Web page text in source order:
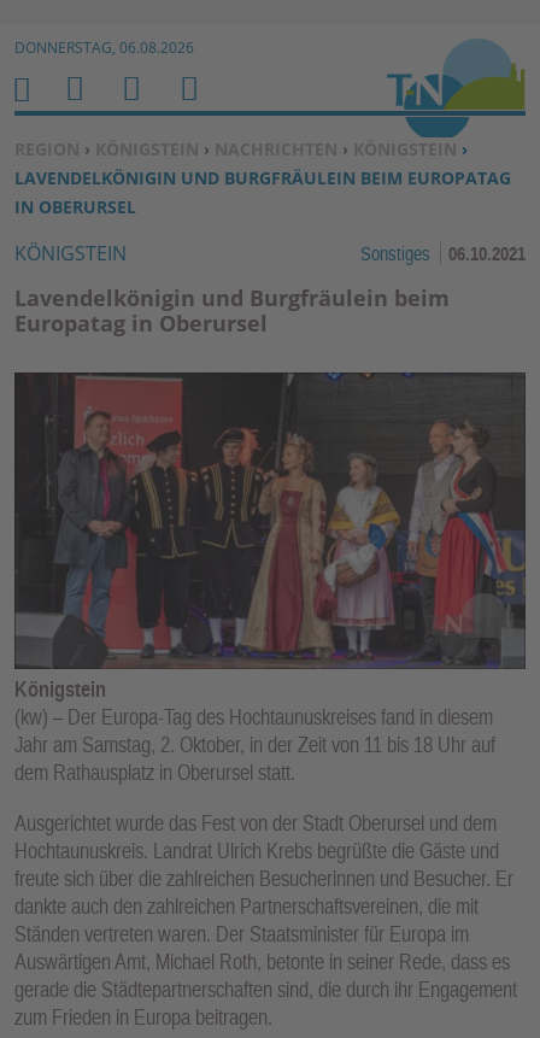
Zum Inhalt springen ↓
DONNERSTAG, 06.08.2026
SIE BEFINDEN SICH HIER:
REGION › KÖNIGSTEIN › NACHRICHTEN › KÖNIGSTEIN ›
LAVENDELKÖNIGIN UND BURGFRÄULEIN BEIM EUROPATAG
IN OBERURSEL
KÖNIGSTEIN Sonstiges 06.10.2021
Lavendelkönigin und Burgfräulein beim
Europatag in Oberursel
Königstein
(kw) – Der Europa-Tag des Hochtaunuskreises fand in diesem
Jahr am Samstag, 2. Oktober, in der Zeit von 11 bis 18 Uhr auf
dem Rathausplatz in Oberursel statt.
Ausgerichtet wurde das Fest von der Stadt Oberursel und dem
Hochtaunuskreis. Landrat Ulrich Krebs begrüßte die Gäste und
freute sich über die zahlreichen Besucherinnen und Besucher. Er
dankte auch den zahlreichen Partnerschaftsvereinen, die mit
Ständen vertreten waren. Der Staatsminister für Europa im
Auswärtigen Amt, Michael Roth, betonte in seiner Rede, dass es
gerade die Städtepartnerschaften sind, die durch ihr Engagement
zum Frieden in Europa beitragen.
H
O
M
E
M
E
N
U
S
U
C
H
E
N
B
E
N
E
R
U
K
TI
O
N
E
N